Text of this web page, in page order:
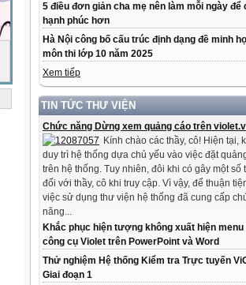
5 điều đơn giản cha mẹ nên làm mỗi ngày để
hạnh phúc hơn
Hà Nội công bố cấu trúc định dạng đề minh
môn thi lớp 10 năm 2025
Xem tiếp
TIN TỨC THƯ VIỆN
Chức năng Dừng xem quảng cáo trên
Kính chào các thầy, cô! Hiện tại,
duy trì hệ thống dựa chủ yếu vào việc đặt
trên hệ thống. Tuy nhiên, đôi khi có gây một số
đối với thầy, cô khi truy cập. Vì vậy, để thuận
việc sử dụng thư viện hệ thống đã cung cấp
năng...
Khắc phục hiện tượng không xuất hiện menu
công cụ Violet trên PowerPoint và Word
Thử nghiệm Hệ thống Kiểm tra Trực tuyến
Giai đoạn 1